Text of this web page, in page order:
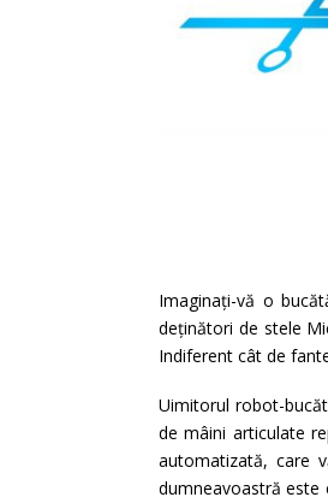
Imaginați-vă o
deținători de stele
Indiferent cât de
Uimitorul robot-
de mâini articulate
automatizată, care
dumneavoastră este